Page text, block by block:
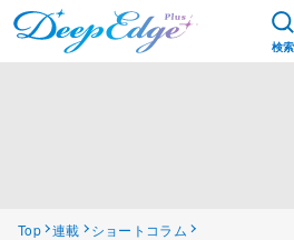
検索
Top 連載
ショートコラム